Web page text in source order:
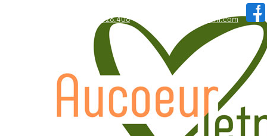
WhatsApp: +84.909.426.406 hallo@aucoeurvietnam.com